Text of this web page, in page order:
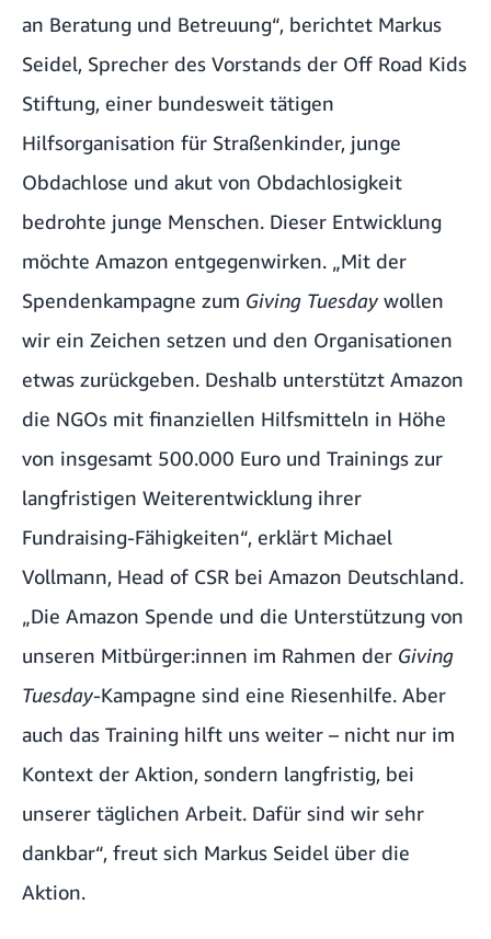
an Beratung und Betreuung“, berichtet Markus
Seidel, Sprecher des Vorstands der Off Road Kids
Stiftung, einer bundesweit tätigen
Hilfsorganisation für Straßenkinder, junge
Obdachlose und akut von Obdachlosigkeit
bedrohte junge Menschen. Dieser Entwicklung
möchte Amazon entgegenwirken. „Mit der
Spendenkampagne zum Giving Tuesday wollen
wir ein Zeichen setzen und den Organisationen
etwas zurückgeben. Deshalb unterstützt Amazon
die NGOs mit finanziellen Hilfsmitteln in Höhe
von insgesamt 500.000 Euro und Trainings zur
langfristigen Weiterentwicklung ihrer
Fundraising-Fähigkeiten“, erklärt Michael
Vollmann, Head of CSR bei Amazon Deutschland.
„Die Amazon Spende und die Unterstützung von
unseren Mitbürger:innen im Rahmen der Giving
Tuesday-Kampagne sind eine Riesenhilfe. Aber
auch das Training hilft uns weiter – nicht nur im
Kontext der Aktion, sondern langfristig, bei
unserer täglichen Arbeit. Dafür sind wir sehr
dankbar“, freut sich Markus Seidel über die
Aktion.